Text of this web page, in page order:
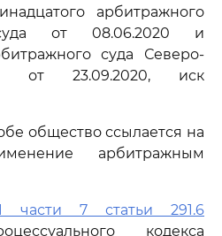
арбитражного
суда от 08.06.2020 и
суда Северо-
от 23.09.2020, иск
общество ссылается на
арбитражным
части 7 статьи 291.6
кодекса